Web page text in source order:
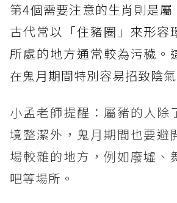
第4個需要注意的生肖則是屬
古代常以「住豬圈」來形容
所處的地方通常較為污穢。
在鬼月期間特別容易招致陰氣
小孟老師提醒：屬豬的人除
境整潔外，鬼月期間也要避
場較雜的地方，例如廢墟、
吧等場所。